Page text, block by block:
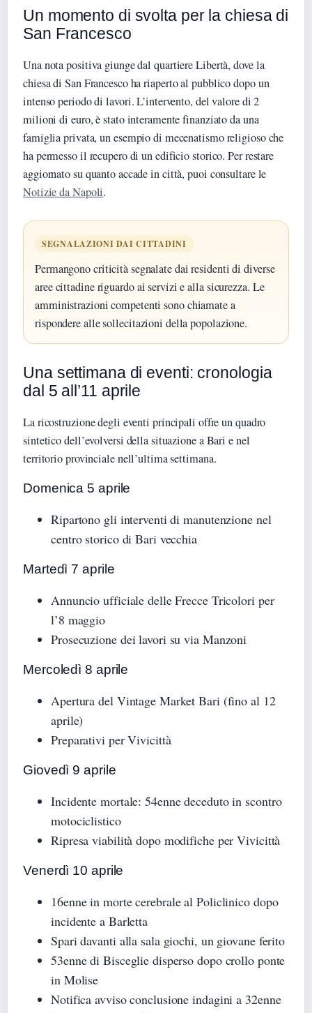
Un momento di svolta per la chiesa di
San Francesco
Una nota positiva giunge dal quartiere Libertà, dove la
chiesa di San Francesco ha riaperto al pubblico dopo un
intenso periodo di lavori. L’intervento, del valore di 2
milioni di euro, è stato interamente finanziato da una
famiglia privata, un esempio di mecenatismo religioso che
ha permesso il recupero di un edificio storico. Per restare
aggiornato su quanto accade in città, puoi consultare le
Notizie da Napoli.
SEGNALAZIONI DAI CITTADINI
Permangono criticità segnalate dai residenti di diverse
aree cittadine riguardo ai servizi e alla sicurezza. Le
amministrazioni competenti sono chiamate a
rispondere alle sollecitazioni della popolazione.
Una settimana di eventi: cronologia
dal 5 all’11 aprile
La ricostruzione degli eventi principali offre un quadro
sintetico dell’evolversi della situazione a Bari e nel
territorio provinciale nell’ultima settimana.
Domenica 5 aprile
Ripartono gli interventi di manutenzione nel
centro storico di Bari vecchia
Martedì 7 aprile
Annuncio ufficiale delle Frecce Tricolori per
l’8 maggio
Prosecuzione dei lavori su via Manzoni
Mercoledì 8 aprile
Apertura del Vintage Market Bari (fino al 12
aprile)
Preparativi per Vivicittà
Giovedì 9 aprile
Incidente mortale: 54enne deceduto in scontro
motociclistico
Ripresa viabilità dopo modifiche per Vivicittà
Venerdì 10 aprile
16enne in morte cerebrale al Policlinico dopo
incidente a Barletta
Spari davanti alla sala giochi, un giovane ferito
53enne di Bisceglie disperso dopo crollo ponte
in Molise
Notifica avviso conclusione indagini a 32enne